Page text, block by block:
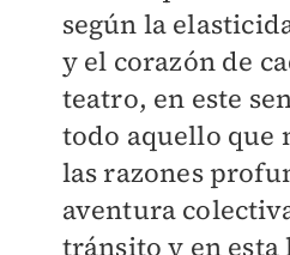
según la
y el corazón de
teatro, en este
todo aquello que
las razones
aventura
tránsito y en esta